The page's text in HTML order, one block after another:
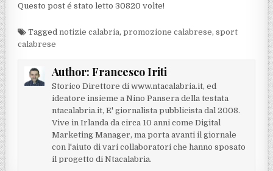
Questo post é stato letto 30820 volte!
Tagged notizie calabria,promozione calabrese,sport
calabrese
Author: Francesco Iriti
Storico Direttore di www.ntacalabria.it, ed
ideatore insieme a Nino Pansera della testata
ntacalabria.it, E' giornalista pubblicista dal 2008.
Vive in Irlanda da circa 10 anni come Digital
Marketing Manager, ma porta avanti il giornale
con l'aiuto di vari collaboratori che hanno sposato
il progetto di Ntacalabria.